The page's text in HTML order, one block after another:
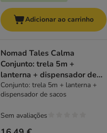
Adicionar ao carrinho
Nomad Tales Calma
Conjunto: trela 5m +
lanterna + dispensador de
sacos
Conjunto: trela 5m + lanterna +
dispensador de sacos
Sem avaliações